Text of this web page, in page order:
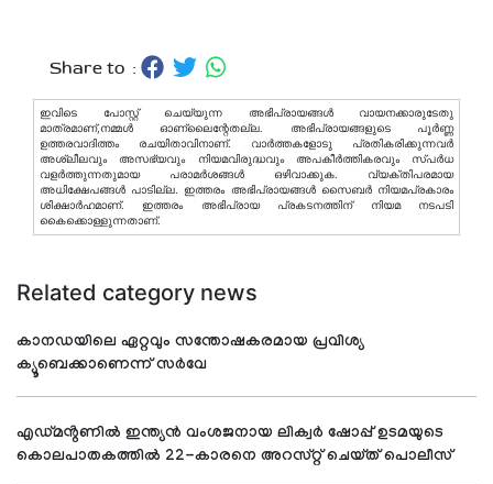
Share to :
ഇവിടെ പോസ്റ്റ് ചെയ്യുന്ന അഭിപ്രായങ്ങള്‍ വായനക്കാരുടേതു
മാത്രമാണ്,നമ്മൾ ഓണ്ലൈന്റേതല്ല. അഭിപ്രായങ്ങളുടെ പൂർണ്ണ
ഉത്തരവാദിത്തം രചയിതാവിനാണ്. വാര്‍ത്തകളോടു പ്രതികരിക്കുന്നവര്‍
അശ്ലീലവും അസഭ്യവും നിയമവിരുദ്ധവും അപകീര്‍ത്തികരവും സ്പര്‍ധ
വളര്‍ത്തുന്നതുമായ പരാമര്‍ശങ്ങള്‍ ഒഴിവാക്കുക. വ്യക്തിപരമായ
അധിക്ഷേപങ്ങള്‍ പാടില്ല. ഇത്തരം അഭിപ്രായങ്ങള്‍ സൈബര്‍ നിയമപ്രകാരം
ശിക്ഷാര്‍ഹമാണ്. ഇത്തരം അഭിപ്രായ പ്രകടനത്തിന് നിയമ നടപടി
കൈക്കൊള്ളുന്നതാണ്.
Related category news
കാനഡയിലെ ഏറ്റവും സന്തോഷകരമായ പ്രവിശ്യ
ക്യൂബെക്കാണെന്ന് സർവേ
എഡ്മൻ്റണിൽ ഇന്ത്യൻ വംശജനായ ലിക്വർ ഷോപ്പ് ഉടമയുടെ
കൊലപാതകത്തിൽ 22-കാരനെ അറസ്റ്റ് ചെയ്ത് പൊലീസ്